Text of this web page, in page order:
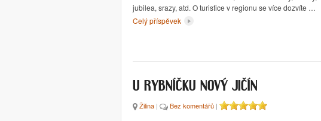
jubilea, srazy, atd. O turistice v regionu se více dozvíte …
Celý příspěvek
U RYBNÍČKU NOVÝ JIČÍN
Žilina | Bez komentářů |